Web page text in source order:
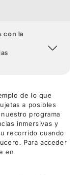
con la
de lo que
a posibles
programa
inmersivas y
recorrido cuando
Para acceder
en